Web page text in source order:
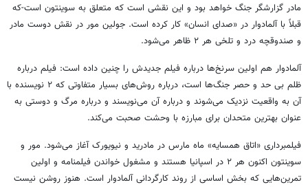
مادر گزارشگر جنگ خواهد بود و این نقشی است که متعلق به سوینتون است-که
قبلاً با آلمادوار در «صدای انسان» کار کرده است. جولین مور در نقش دوست مادر
و صندوقچه درد و تلخی هر ۲ ظاهر می‌شود.
آلمادوار هم اولین سرنخ‌ها درباره فیلم جدیدش را چنین داده است: فیلم درباره
ظلم بی حد و حصر جنگ‌ها است، درباره روش‌های بسیار متفاوتی که ۲ نویسنده با
آن به واقعیت نزدیک می‌شوند و درباره آن می‌نویسند و درباره مرگ و دوستی به
عنوان بهترین متحدان برای مبارزه با وحشت صحبت می‌کند.
فیلمبرداری «اتاق همسایه» ماه مارس در مادرید و نیویورک آغاز می‌شود. مور و
سوینتون اکنون هر ۲ در اسپانیا هستند و مشغول خواندن فیلمنامه و اولین
تمرین‌هایی که بخش اساسی از روند کارگردانی آلمادوار است. هنوز روشن نیست